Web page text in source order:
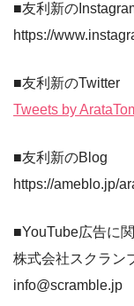
■友利新の
https://
■友利新のTwitter
Tweets by
■友利新のBlog
https://ameblo.jp/
■YouTube広告に
株式会社スクラン
info@scramble.jp